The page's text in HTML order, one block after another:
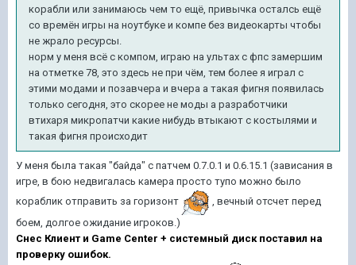
корабли или занимаюсь чем то ещё, привычка осталсь ещё
со времён игры на ноутбуке и компе без видеокарты чтобы
не жрало ресурсы.
норм у меня всё с компом, играю на ультах с фпс замершим
на отметке 78, это здесь не при чём, тем более я играл с
этими модами и позавчера и вчера а такая фигня появилась
только сегодня, это скорее не моды а разработчики
втихаря микропатчи какие нибудь втыкают с костылями и
такая фигня происходит
У меня была такая "байда" с патчем 0.7.0.1 и 0.6.15.1 (зависания в
игре, в бою недвигалась камера просто тупо можно было
кораблик отправить за горизонт
, вечный отсчет перед
боем, долгое ожидание игроков.)
Снес Клиент и Game Center + системный диск поставил на
проверку ошибок.